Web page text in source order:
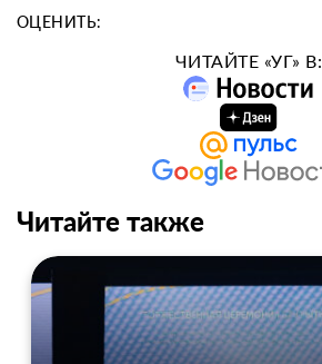
ОЦЕНИТЬ:
ЧИТАЙТЕ «УГ» В:
Читайте также